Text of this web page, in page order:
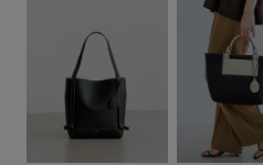
快適
通勤バッグ